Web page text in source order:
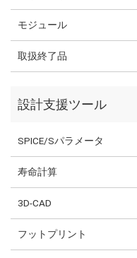
モジュール
取扱終了品
設計支援ツール
SPICE/Sパラメータ
寿命計算
3D-CAD
フットプリント